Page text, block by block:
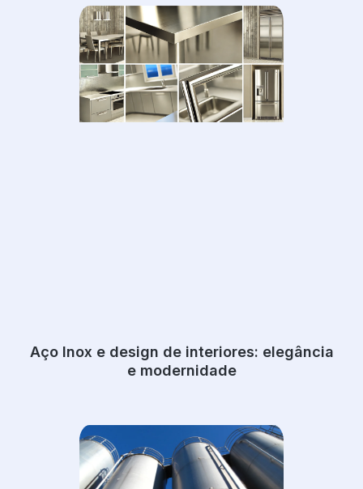
Aço Inox e design de interiores: elegância
e modernidade